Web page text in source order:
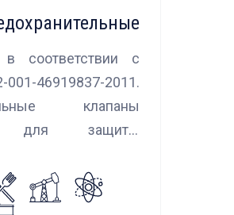
в соответствии с
46919837-2011.
клапаны
для защиты
повышения
сброса среды в